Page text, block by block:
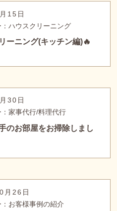
15日
ハウスクリーニング
ーニング(キッチン編)🔥
30日
家事代行/料理代行
のお部屋をお掃除しまし
月26日
お客様事例の紹介